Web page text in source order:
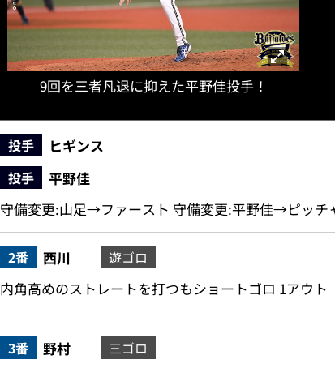
9回を三者凡退に抑えた平野佳投手！
投手 ヒギンス
投手
平野佳
守備変更:山足→ファースト 守備変更:平野佳→ピッチ
2番 西川 遊ゴロ
内角高めのストレートを打つもショートゴロ 1アウト
3番 野村 三ゴロ